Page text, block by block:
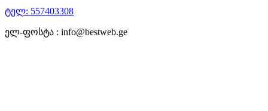
ტელ: 557403308
ელ-ფოსტა : info@bestweb.ge